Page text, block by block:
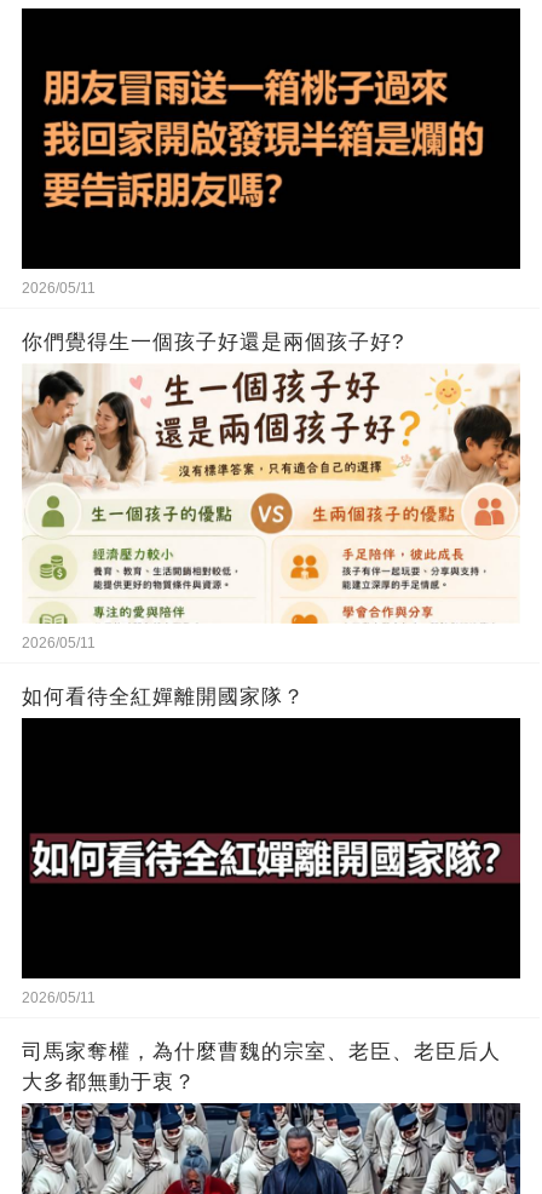
2026/05/11
你們覺得生一個孩子好還是兩個孩子好?
2026/05/11
如何看待全紅嬋離開國家隊？
2026/05/11
司馬家奪權，為什麼曹魏的宗室、老臣、老臣后人
大多都無動于衷？